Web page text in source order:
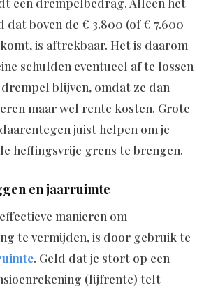
dat boven de € 3.800 (of € 7.600
is aftrekbaar. Het is daarom
schulden eventueel af te lossen
blijven, omdat ze dan
maar wel rente kosten. Grote
juist helpen om je
heffingsvrije grens te brengen.
en jaarruimte
manieren om
te vermijden, is door gebruik te
. Geld dat je stort op een
(lijfrente) telt